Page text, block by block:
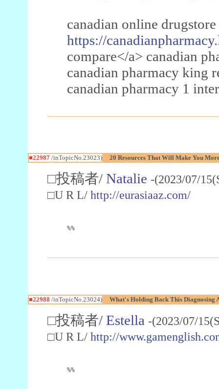
canadian online
https://
compare</a> canadian
canadian pharmacy king
canadian pharmacy 1
■22987/inTopicNo.23023) 20 Resources That Will Make You
□投稿者/ Natalie -(2023/07/
□U R L/ http://eurasiaaz.com/
%%
■22988 /inTopicNo.23024) What's Holding Back This Diagnosing
□投稿者/ Estella -(2023/07/
□U R L/ http://
%%